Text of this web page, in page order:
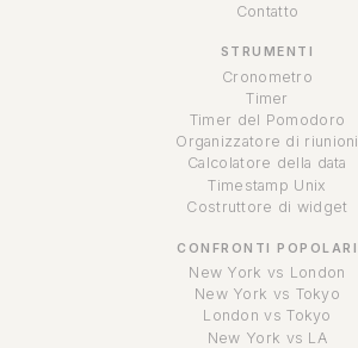
Contatto
STRUMENTI
Cronometro
Timer
Timer del Pomodoro
Organizzatore di riunioni
Calcolatore della data
Timestamp Unix
Costruttore di widget
CONFRONTI POPOLARI
New York vs London
New York vs Tokyo
London vs Tokyo
New York vs LA